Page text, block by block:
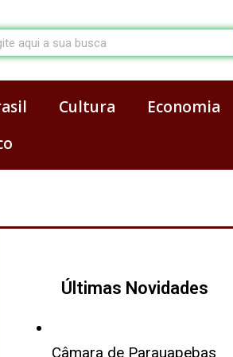
Cultura
Economia
Últimas Novidades
Câmara de Parauapebas